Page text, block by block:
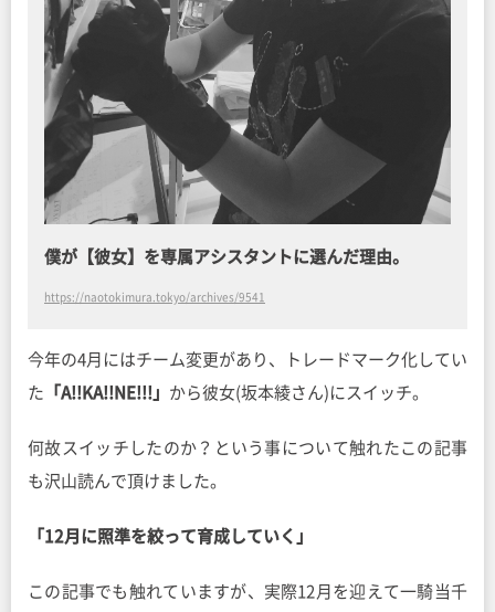
僕が【彼女】を専属アシスタントに選んだ理由。
https://naotokimura.tokyo/archives/9541
今年の4月にはチーム変更があり、トレードマーク化してい
た 「A!!KA!!NE!!!」 から彼女(坂本綾さん)にスイッチ。
何故スイッチしたのか？という事について触れたこの記事
も沢山読んで頂けました。
「12月に照準を絞って育成していく」
この記事でも触れていますが、実際12月を迎えて一騎当千